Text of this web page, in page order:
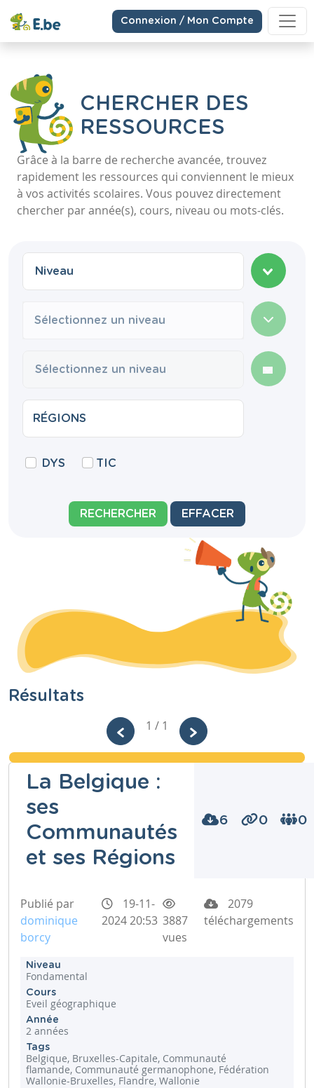
Connexion / Mon Compte
CHERCHER DES
RESSOURCES
Grâce à la barre de recherche avancée, trouvez
rapidement les ressources qui conviennent le mieux
à vos activités scolaires. Vous pouvez directement
chercher par année(s), cours, niveau ou mots-clés.
Sélectionnez un niveau
DYS TIC
RECHERCHER EFFACER
Résultats
1 / 1
La Belgique :
ses
Communautés
et ses Régions
6 0 0
Publié par
dominique
borcy
19-11-
2024 20:53 3887
vues
2079
téléchargements
Niveau
Fondamental
Cours
Eveil géographique
Année
2 années
Tags
Belgique, Bruxelles-Capitale, Communauté
flamande, Communauté germanophone, Fédération
Wallonie-Bruxelles, Flandre, Wallonie